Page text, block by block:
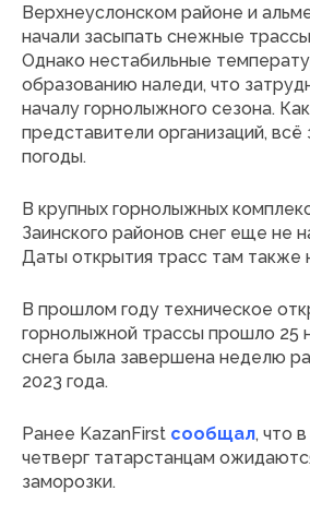
Верхнеуслонском районе и
начали засыпать снежные
Однако нестабильные
образованию наледи, что
началу горнолыжного сезона.
представители организаций, всё
погоды.
В крупных горнолыжных
Заинского районов снег еще не
Даты открытия трасс там также
В прошлом году техническое
горнолыжной трассы прошло 25
снега была завершена неделю
2023 года.
Ранее KazanFirst сообщал, что
четверг татарстанцам
заморозки.